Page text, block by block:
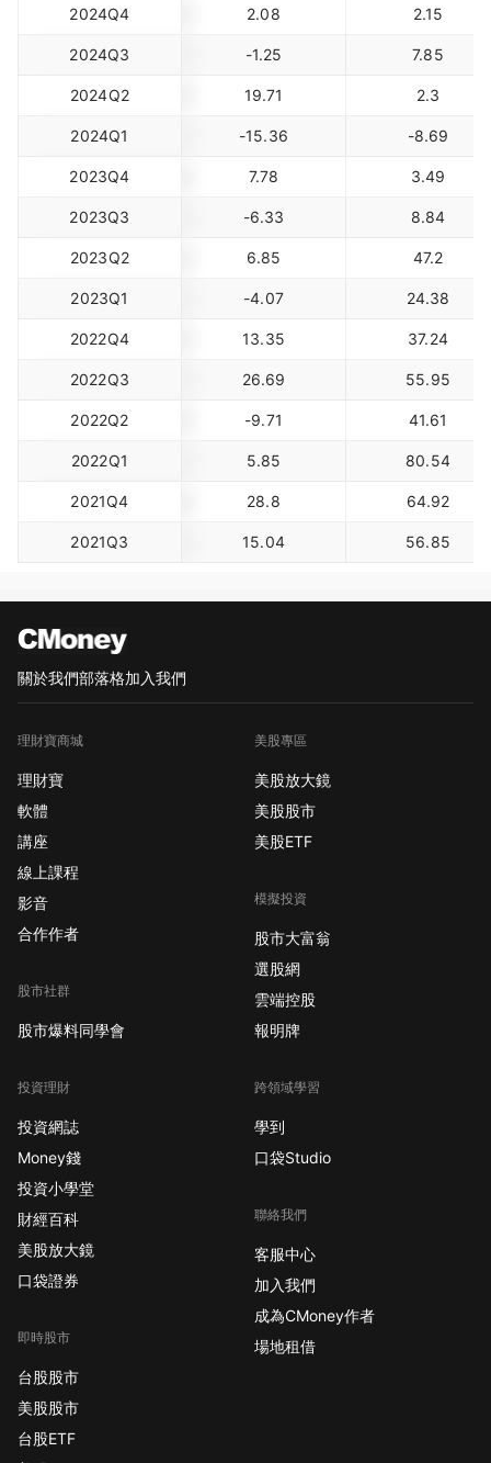
2024Q4 2.08 2.15
2024Q3 -1.25 7.85
2024Q2 19.71 2.3
2024Q1 -15.36 -8.69
2023Q4 7.78 3.49
2023Q3 -6.33 8.84
2023Q2 6.85 47.2
2023Q1 -4.07 24.38
2022Q4 13.35 37.24
2022Q3 26.69 55.95
2022Q2 -9.71 41.61
2022Q1 5.85 80.54
2021Q4 28.8 64.92
2021Q3 15.04 56.85
關於我們部落格加入我們
理財寶商城
理財寶
軟體
講座
線上課程
影音
合作作者
股市社群
股市爆料同學會
投資理財
投資網誌
Money錢
投資小學堂
財經百科
美股放大鏡
口袋證券
即時股市
台股股市
美股股市
台股ETF
美股專區
美股放大鏡
美股股市
美股ETF
模擬投資
股市大富翁
選股網
雲端控股
報明牌
跨領域學習
學到
口袋Studio
聯絡我們
客服中心
加入我們
成為CMoney作者
場地租借